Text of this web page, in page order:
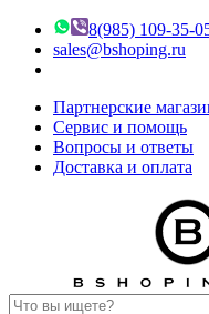
8(985) 109-35-
sales@bshoping.ru
Партнерские
Сервис и помощь
Вопросы и ответы
Доставка и оплата